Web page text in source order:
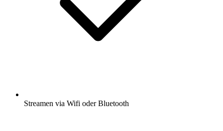
Streamen via Wifi oder Bluetooth